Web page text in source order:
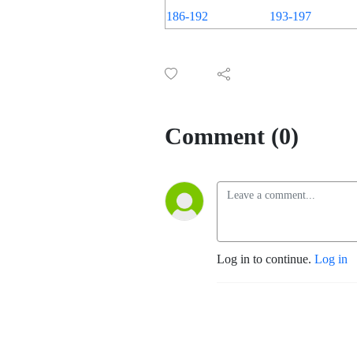
186-192
193-197
Comment (0)
Log in to continue. Log in